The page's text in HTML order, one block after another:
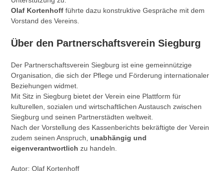
Olaf Kortenhoff führte dazu konstruktive Gespräche mit dem
Vorstand des Vereins.
Über den Partnerschaftsverein Siegburg
Der Partnerschaftsverein Siegburg ist eine gemeinnützige
Organisation, die sich der Pflege und Förderung internationaler
Beziehungen widmet.
Mit Sitz in Siegburg bietet der Verein eine Plattform für
kulturellen, sozialen und wirtschaftlichen Austausch zwischen
Siegburg und seinen Partnerstädten weltweit.
Nach der Vorstellung des Kassenberichts bekräftigte der Verein
zudem seinen Anspruch, unabhängig und
eigenverantwortlich zu handeln.
Autor: Olaf Kortenhoff